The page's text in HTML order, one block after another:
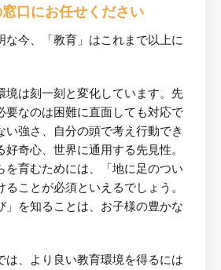
口にお任せください
な今、「教育」はこれまで以上に
境は刻一刻と変化しています。先
要なのは困難に直面しても対応で
い強さ、自分の頭で考え行動でき
好奇心、世界に通用する先見性。
を育むためには、「地に足のつい
ことが必須といえるでしょう。
」を知ることは、お子様の豊かな
は、より良い教育環境を得るには